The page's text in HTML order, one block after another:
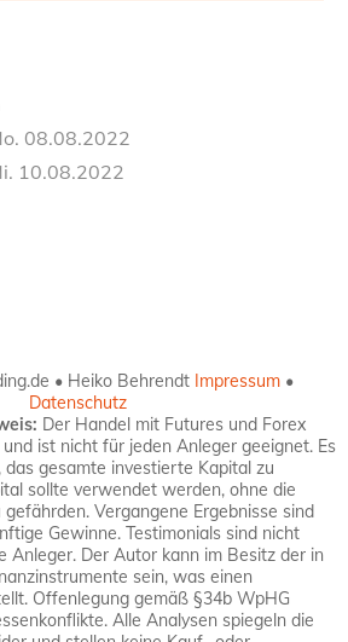
08.08.2022
10.08.2022
• Heiko Behrendt Impressum•
Datenschutz
Der Handel mit Futures und Forex
ist nicht für jeden Anleger geeignet. Es
gesamte investierte Kapital zu
sollte verwendet werden, ohne die
Vergangene Ergebnisse sind
Gewinne. Testimonials sind nicht
Anleger. Der Autor kann im Besitz der in
sein, was einen
Offenlegung gemäß §34b WpHG
Alle Analysen spiegeln die